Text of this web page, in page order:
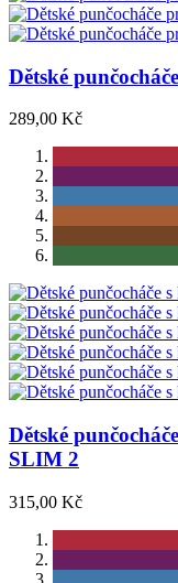
Dětské
289,00 Kč
Dětské
SLIM 2
315,00 Kč